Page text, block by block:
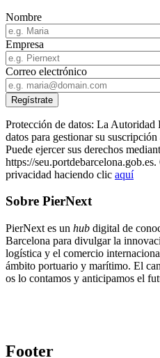
Nombre
Empresa
Correo electrónico
Protección de datos: La Autoridad
datos para gestionar su
Puede ejercer sus derechos
https://
privacidad haciendo clic aquí
Sobre PierNext
PierNext es un hub digital de
Barcelona para divulgar la
logística y el comercio
ámbito portuario y marítimo. El
os lo contamos y anticipamos el
Footer